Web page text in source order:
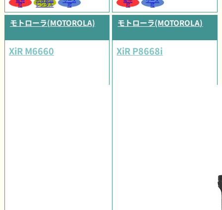
可 レンタル 可 可 可
モトローラ(MOTOROLA)
XiR M6660
モトローラ(MOTOROLA)
XiR P8668i